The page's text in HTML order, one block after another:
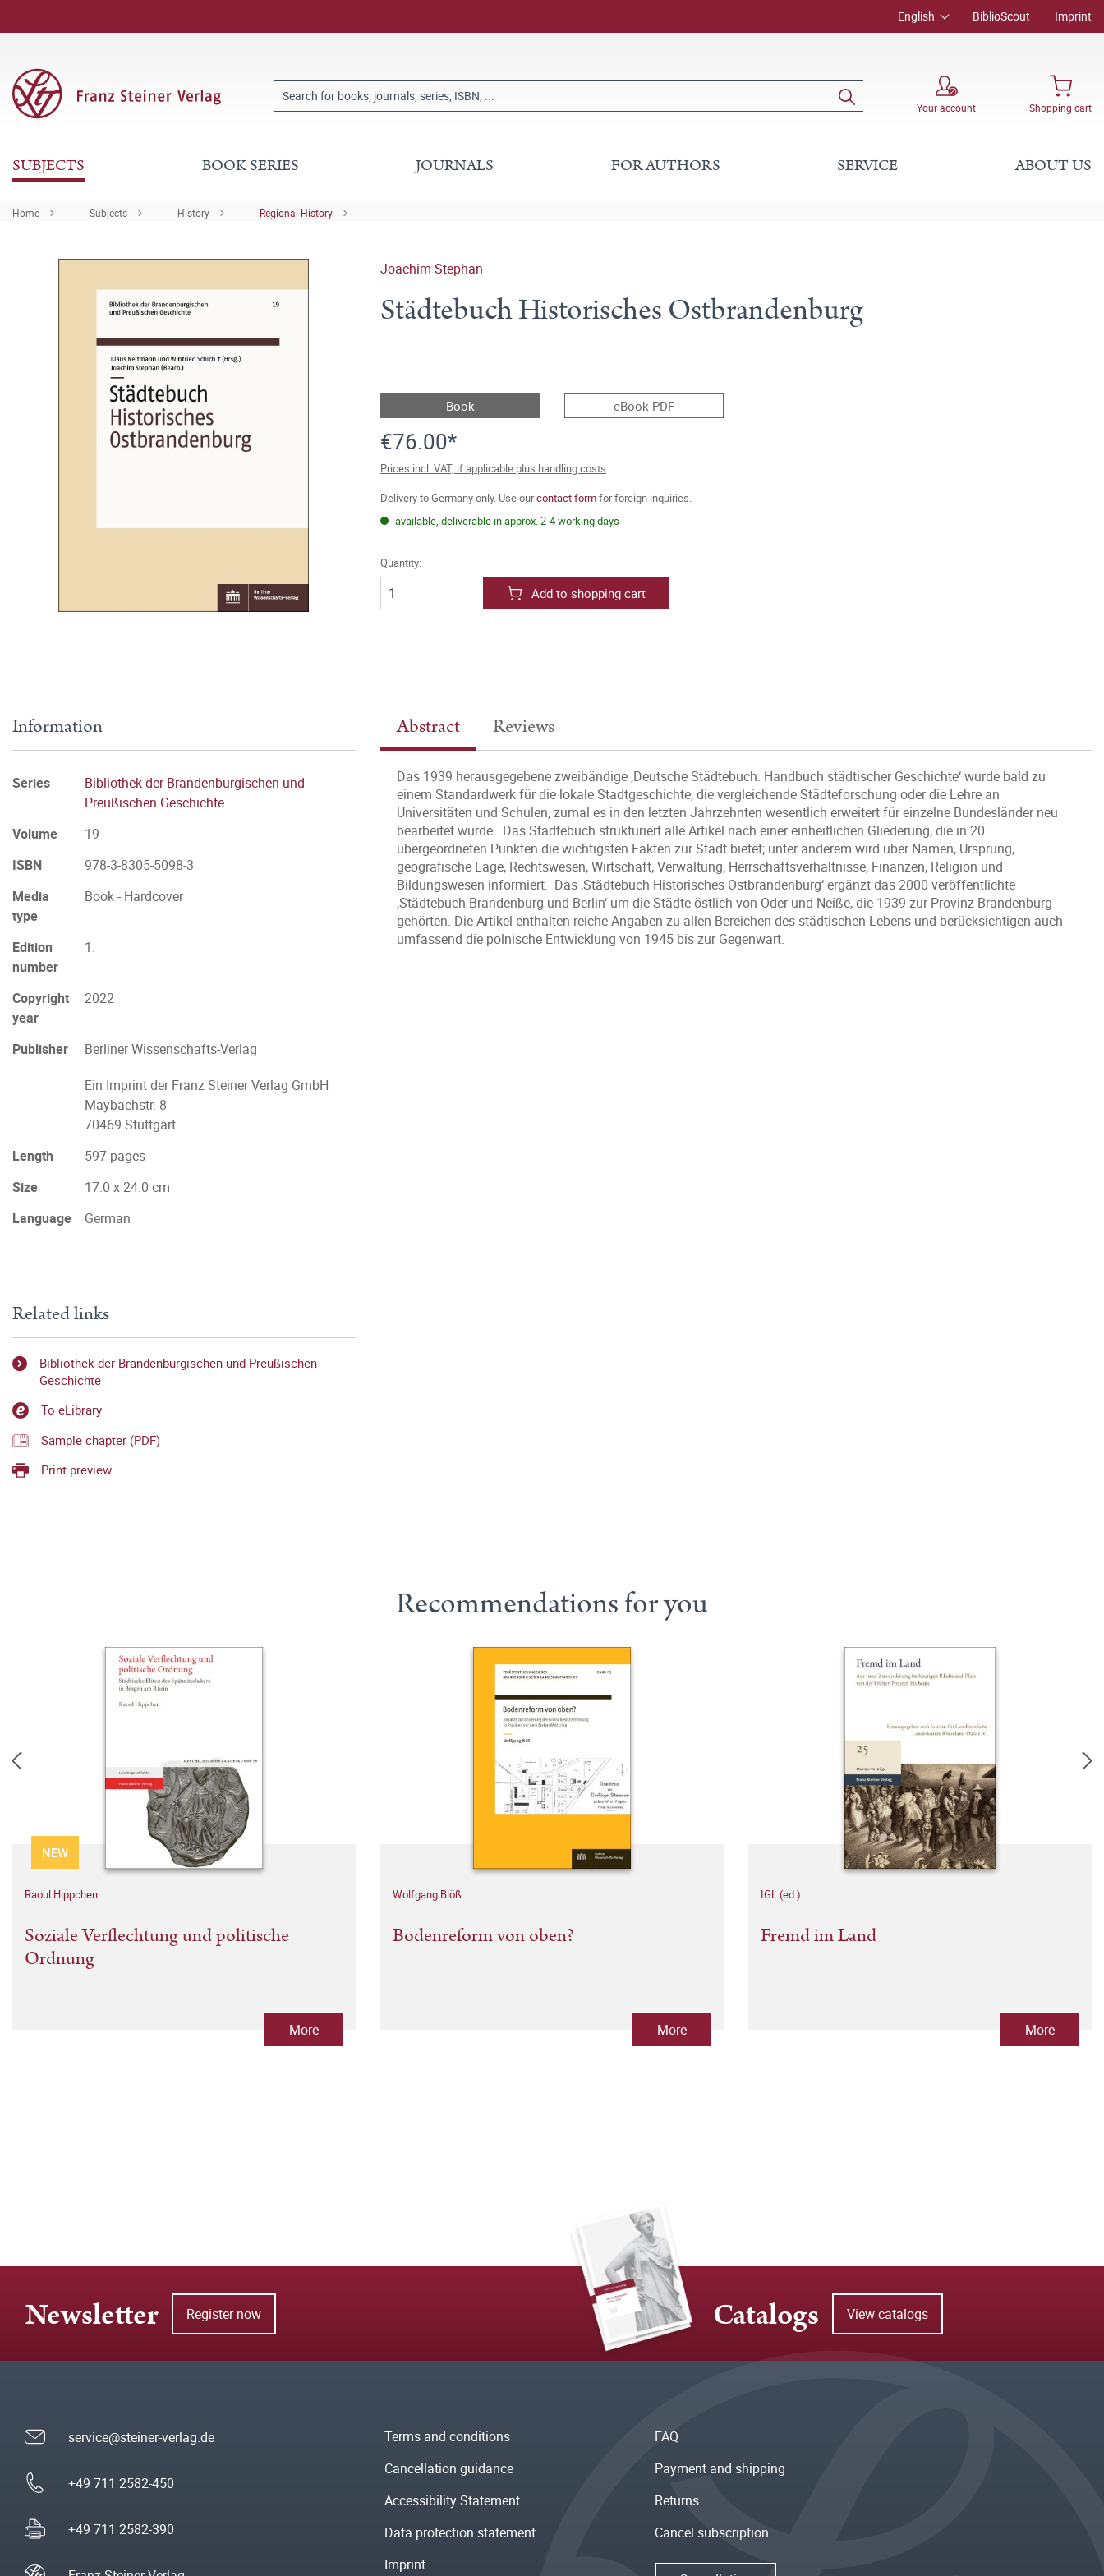
English BiblioScout Imprint
Your account Shopping cart
SUBJECTS BOOK SERIES JOURNALS FOR AUTHORS SERVICE ABOUT US
Home Subjects History Regional History
Joachim Stephan
Städtebuch Historisches Ostbrandenburg
Book eBook PDF
€76.00*
Prices incl. VAT, if applicable plus handling costs
Delivery to Germany only. Use ourcontact formfor foreign inquiries.
available, deliverable in approx. 2-4 working days
Quantity:
Add to shopping cart
Abstract Reviews
Das 1939 herausgegebene zweibändige ‚Deutsche Städtebuch. Handbuch städtischer Geschichte‘ wurde bald zu
einem Standardwerk für die lokale Stadtgeschichte, die vergleichende Städteforschung oder die Lehre an
Universitäten und Schulen, zumal es in den letzten Jahrzehnten wesentlich erweitert für einzelne Bundesländer neu
bearbeitet wurde. Das Städtebuch strukturiert alle Artikel nach einer einheitlichen Gliederung, die in 20
übergeordneten Punkten die wichtigsten Fakten zur Stadt bietet; unter anderem wird über Namen, Ursprung,
geografische Lage, Rechtswesen, Wirtschaft, Verwaltung, Herrschaftsverhältnisse, Finanzen, Religion und
Bildungswesen informiert. Das ‚Städtebuch Historisches Ostbrandenburg‘ ergänzt das 2000 veröffentlichte
‚Städtebuch Brandenburg und Berlin‘ um die Städte östlich von Oder und Neiße, die 1939 zur Provinz Brandenburg
gehörten. Die Artikel enthalten reiche Angaben zu allen Bereichen des städtischen Lebens und berücksichtigen auch
umfassend die polnische Entwicklung von 1945 bis zur Gegenwart.
Information
Series
Bibliothek der Brandenburgischen und
Preußischen Geschichte
Volume
19
ISBN
978-3-8305-5098-3
Media
type
Book - Hardcover
Edition
number
1.
Copyright
year
2022
Publisher
Berliner Wissenschafts-Verlag
Ein Imprint der Franz Steiner Verlag GmbH
Maybachstr. 8
70469 Stuttgart
Length
597 pages
Size
17.0 x 24.0 cm
Language
German
Related links
Bibliothek der Brandenburgischen und Preußischen
Geschichte
To eLibrary
Sample chapter (PDF)
Print preview
Recommendations for you
NEW
Raoul Hippchen
Soziale Verflechtung und politische
Ordnung
More
Wolfgang Blöß
Bodenreform von oben?
More
IGL (ed.)
Fremd im Land
More
Newsletter Register now Catalogs View catalogs
service@steiner-verlag.de
+49 711 2582-450
+49 711 2582-390
Terms and conditions
Cancellation guidance
Accessibility Statement
Data protection statement
Imprint
FAQ
Payment and shipping
Returns
Cancel subscription